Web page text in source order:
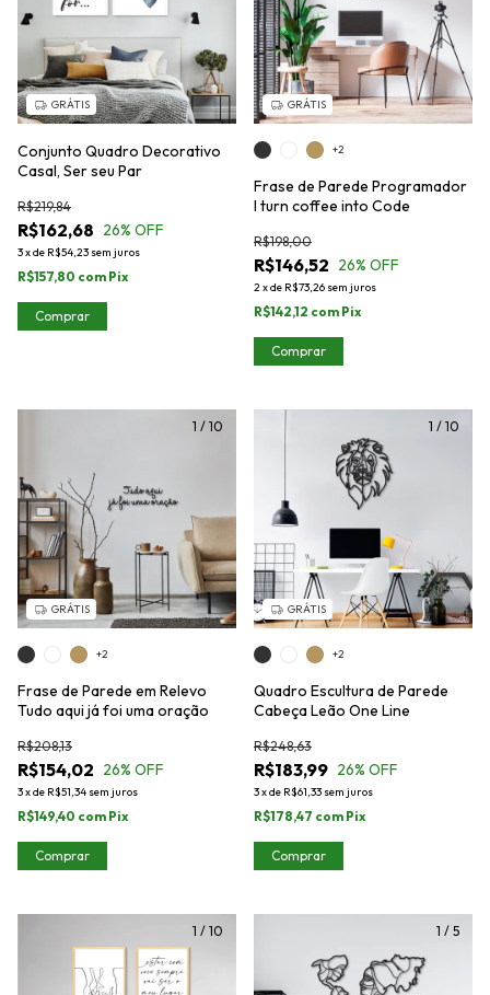
GRÁTIS
Conjunto Quadro Decorativo
Casal, Ser seu Par
R$162,68
R$219,84
26% OFF
3xde R$54,23 sem juros
R$157,80 com Pix
Comprar
GRÁTIS
Frase de Parede Programador
I turn coffee into Code
R$146,52
R$198,00
26% OFF
2xde R$73,26 sem juros
R$142,12 com Pix
+2
Comprar
1 / 10
GRÁTIS
Frase de Parede em Relevo
Tudo aqui já foi uma oração
R$154,02
R$208,13
26% OFF
3xde R$51,34 sem juros
R$149,40 com Pix
+2
Comprar
1 / 10
GRÁTIS
Quadro Escultura de Parede
Cabeça Leão One Line
R$183,99
R$248,63
26% OFF
3xde R$61,33 sem juros
R$178,47 com Pix
+2
Comprar
1 / 10 1 / 5